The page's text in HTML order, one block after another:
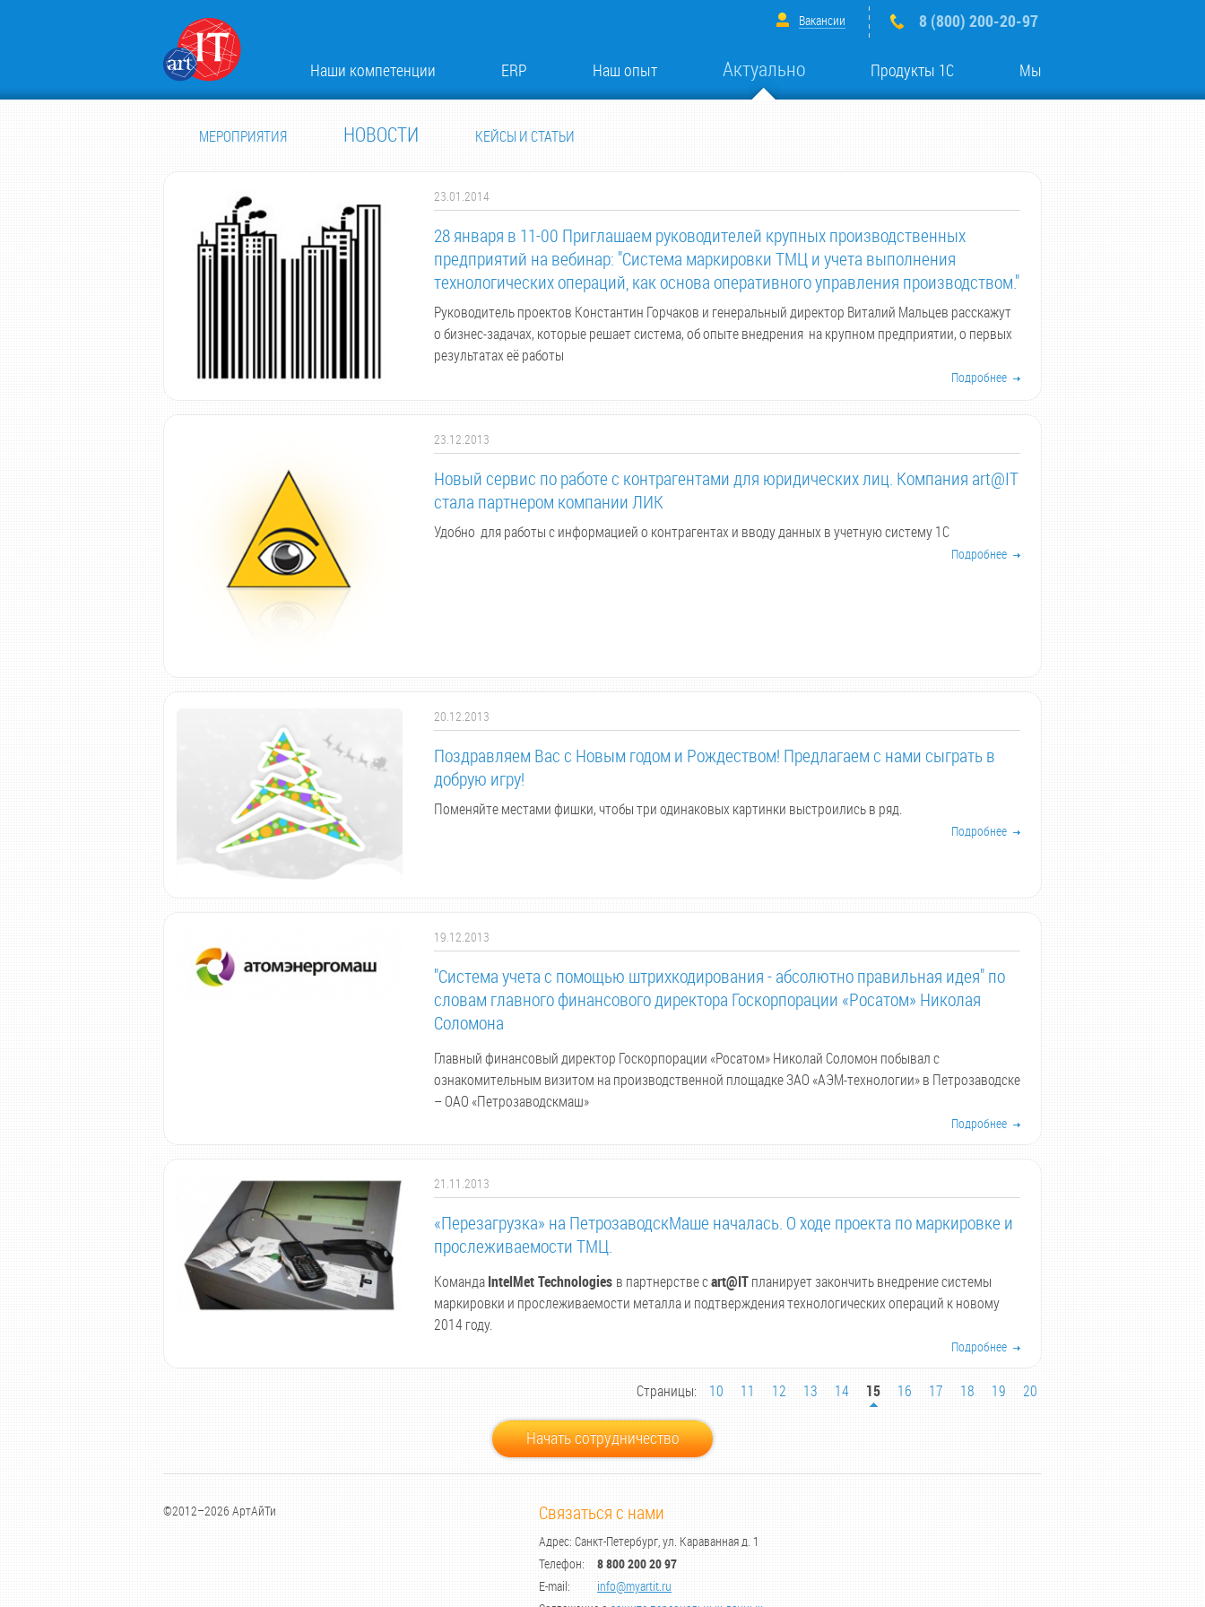
Вакансии 8 (800) 200-20-97
Наши компетенции ERP Наш опыт Актуально Продукты 1С Мы
МЕРОПРИЯТИЯ НОВОСТИ КЕЙСЫ И СТАТЬИ
23.01.2014
28 января в 11-00 Приглашаем руководителей крупных производственных
предприятий на вебинар: "Система маркировки ТМЦ и учета выполнения
технологических операций, как основа оперативного управления производством."
Руководитель проектов Константин Горчаков и генеральный директор Виталий Мальцев расскажут
о бизнес-задачах, которые решает система, об опыте внедрения на крупном предприятии, о первых
результатах её работы
Подробнее
23.12.2013
Новый сервис по работе с контрагентами для юридических лиц. Компания art@IT
стала партнером компании ЛИК
Удобно для работы с информацией о контрагентах и вводу данных в учетную систему 1С
Подробнее
20.12.2013
Поздравляем Вас с Новым годом и Рождеством! Предлагаем с нами сыграть в
добрую игру!
Поменяйте местами фишки, чтобы три одинаковых картинки выстроились в ряд.
Подробнее
19.12.2013
"Система учета с помощью штрихкодирования - абсолютно правильная идея" по
словам главного финансового директора Госкорпорации «Росатом» Николая
Соломона
Главный финансовый директор Госкорпорации «Росатом» Николай Соломон побывал с
ознакомительным визитом на производственной площадке ЗАО «АЭМ-технологии» в Петрозаводске
– ОАО «Петрозаводскмаш»
Подробнее
21.11.2013
«Перезагрузка» на ПетрозаводскМаше началась. О ходе проекта по маркировке и
прослеживаемости ТМЦ.
КомандаIntelMet Technologies в партнерстве сart@ITпланирует закончить внедрение системы
маркировки и прослеживаемости металла и подтверждения технологических операций к новому
2014 году.
Подробнее
Страницы: 10 11 12 13 14 15 16 17 18 19 20
Начать сотрудничество
©2012–2026 АртАйТи Связаться с нами
Адрес: Санкт-Петербург, ул. Караванная д. 1
Телефон:
8 800 200 20 97
E-mail:
info@myartit.ru